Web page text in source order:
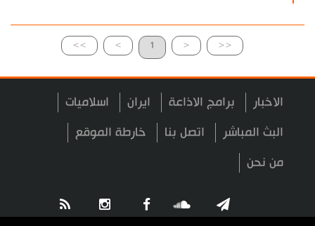
>> > 1 < <<
الاخبار برامج الاذاعة ايران اسلاميات
البث المباشر اتصل بنا خارطة الموقع
من نحن